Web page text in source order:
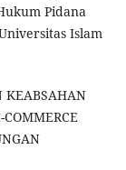
Pidana
Islam
KEABSAHAN